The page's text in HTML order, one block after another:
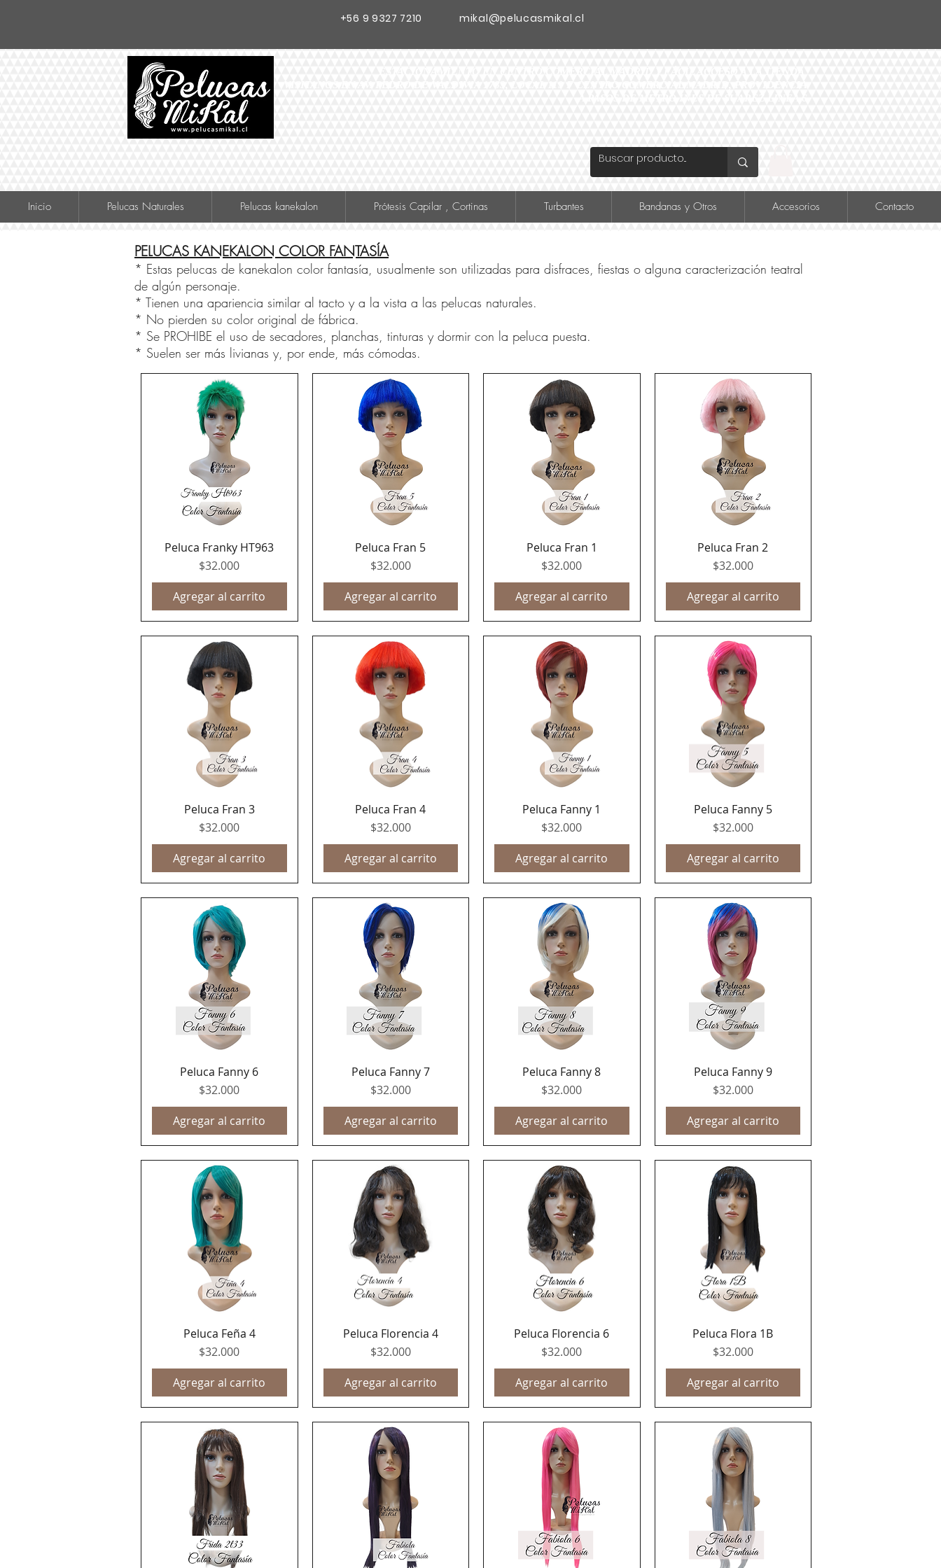
+56 9 9327 7210 mikal@pelucasmikal.cl
Inicio Pelucas Naturales Pelucas kanekalon Prótesis Capilar , Cortinas Turbantes Bandanas y Otros Accesorios Contacto
PELUCAS KANEKALON COLOR FANTASÍA
* Estas pelucas de kanekalon color fantasía, usualmente son utilizadas para disfraces, fiestas o alguna caracterización teatral
de algún personaje.
* Tienen una apariencia similar al tacto y a la vista a las pelucas naturales.
* No pierden su color original de fábrica.
* Se PROHIBE el uso de secadores, planchas, tinturas y dormir con la peluca puesta.
* Suelen ser más livianas y, por ende, más cómodas.
Vista rápida
Peluca Franky HT963
Precio
$32.000
Agregar al carrito
Vista rápida
Peluca Fran 5
Precio
$32.000
Agregar al carrito
Vista rápida
Peluca Fran 1
Precio
$32.000
Agregar al carrito
Vista rápida
Peluca Fran 2
Precio
$32.000
Agregar al carrito
Vista rápida
Peluca Fran 3
Precio
$32.000
Agregar al carrito
Vista rápida
Peluca Fran 4
Precio
$32.000
Agregar al carrito
Vista rápida
Peluca Fanny 1
Precio
$32.000
Agregar al carrito
Vista rápida
Peluca Fanny 5
Precio
$32.000
Agregar al carrito
Vista rápida
Peluca Fanny 6
Precio
$32.000
Agregar al carrito
Vista rápida
Peluca Fanny 7
Precio
$32.000
Agregar al carrito
Vista rápida
Peluca Fanny 8
Precio
$32.000
Agregar al carrito
Vista rápida
Peluca Fanny 9
Precio
$32.000
Agregar al carrito
Vista rápida
Peluca Feña 4
Precio
$32.000
Agregar al carrito
Vista rápida
Peluca Florencia 4
Precio
$32.000
Agregar al carrito
Vista rápida
Peluca Florencia 6
Precio
$32.000
Agregar al carrito
Vista rápida
Peluca Flora 1B
Precio
$32.000
Agregar al carrito